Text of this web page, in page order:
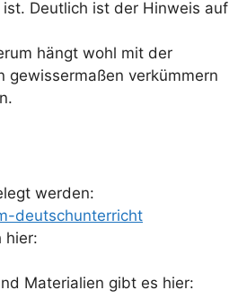
Deutlich ist der Hinweis auf
hängt wohl mit der
gewissermaßen verkümmern
werden:
deutschunterricht
hier:
Materialien gibt es hier: